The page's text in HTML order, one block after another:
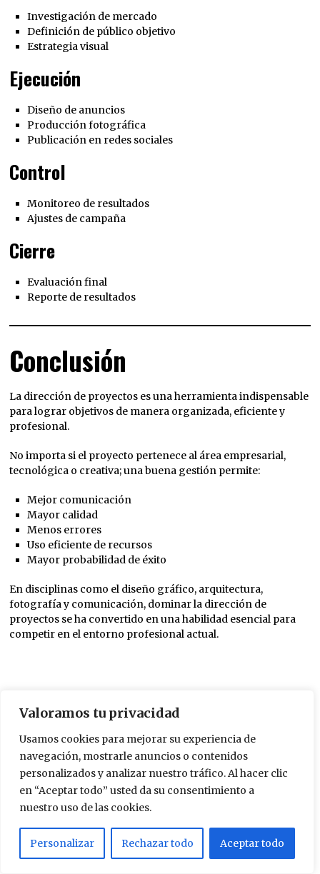
Valoramos tu privacidad
Usamos cookies para mejorar su experiencia de
navegación, mostrarle anuncios o contenidos
personalizados y analizar nuestro tráfico. Al hacer clic
en “Aceptar todo” usted da su consentimiento a
nuestro uso de las cookies.
Personalizar Rechazar todo Aceptar todo
Investigación de mercado
Definición de público objetivo
Estrategia visual
Ejecución
Diseño de anuncios
Producción fotográfica
Publicación en redes sociales
Control
Monitoreo de resultados
Ajustes de campaña
Cierre
Evaluación final
Reporte de resultados
Conclusión
La dirección de proyectos es una herramienta indispensable
para lograr objetivos de manera organizada, eficiente y
profesional.
No importa si el proyecto pertenece al área empresarial,
tecnológica o creativa; una buena gestión permite:
Mejor comunicación
Mayor calidad
Menos errores
Uso eficiente de recursos
Mayor probabilidad de éxito
En disciplinas como el diseño gráfico, arquitectura,
fotografía y comunicación, dominar la dirección de
proyectos se ha convertido en una habilidad esencial para
competir en el entorno profesional actual.
hugosoy
DEJA UN COMENTARIO